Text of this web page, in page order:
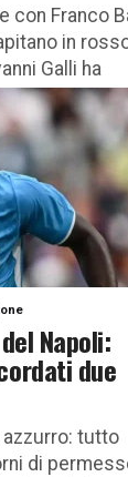
con Franco
in
Galli ha
Napoli:
due
azzurro: tutto
di